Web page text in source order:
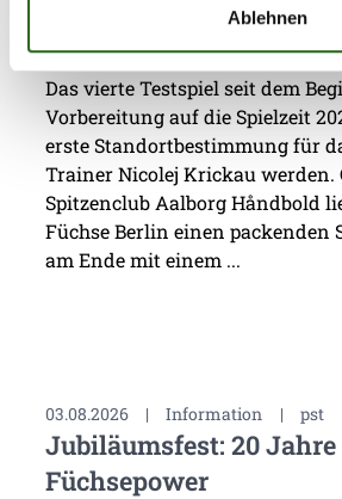
Ablehnen
Das vierte Testspiel seit dem
Vorbereitung auf die Spielzeit
erste Standortbestimmung für
Trainer Nicolej Krickau werden.
Spitzenclub Aalborg Håndbold
Füchse Berlin einen packenden
am Ende mit einem ...
03.08.2026 | Information | pst
Jubiläumsfest: 20
Füchsepower